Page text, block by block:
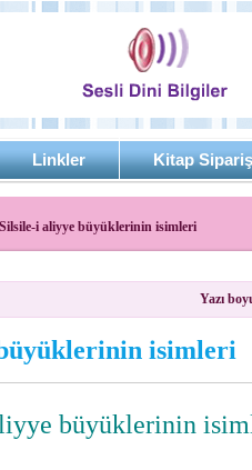
Linkler Kitap
Silsile-i aliyye büyüklerinin isimleri
Yazı
isimleri
büyüklerinin